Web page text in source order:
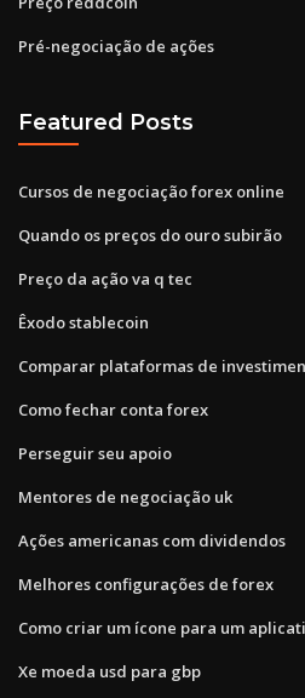
Pré-negociação de ações
Featured Posts
Cursos de negociação forex online
Quando os preços do ouro subirão
Preço da ação va q tec
Êxodo stablecoin
Comparar plataformas de
Como fechar conta forex
Perseguir seu apoio
Mentores de negociação uk
Ações americanas com dividendos
Melhores configurações de forex
Como criar um ícone para um
Xe moeda usd para gbp